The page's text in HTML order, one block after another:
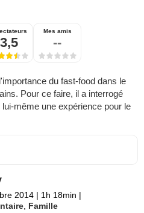
3,5
Mes amis
--
du fast-food dans le
Pour ce faire, il a interrogé
même une expérience pour le
2014 | 1h 18min |
, Famille